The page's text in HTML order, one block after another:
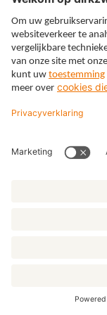
Expertises